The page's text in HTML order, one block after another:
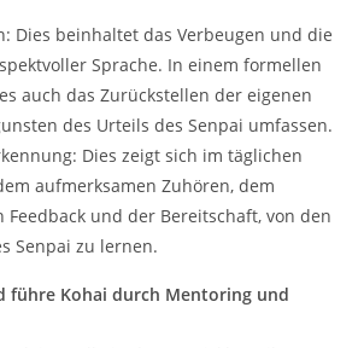
Dies beinhaltet das Verbeugen und die
Sprache. In einem formellen
auch das Zurückstellen der eigenen
des Urteils des Senpai umfassen.
Dies zeigt sich im täglichen
aufmerksamen Zuhören, dem
Feedback und der Bereitschaft, von den
Senpai zu lernen.
führe Kohai durch Mentoring und